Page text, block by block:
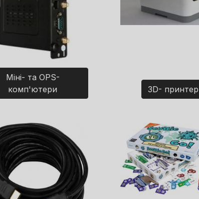
Міні- та OPS-
комп'ютери
3D-